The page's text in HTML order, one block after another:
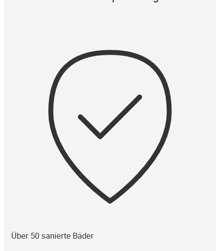
Über 50 sanierte Bäder